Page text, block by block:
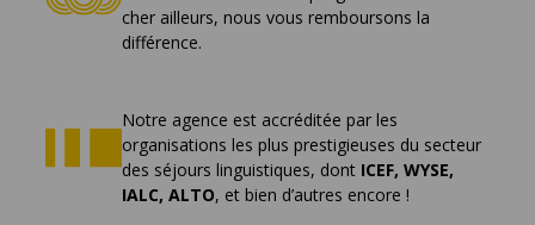
cher ailleurs, nous vous remboursons la
différence.
Notre agence est accréditée par les
organisations les plus prestigieuses du secteur
des séjours linguistiques, dont ICEF, WYSE,
IALC, ALTO, et bien d’autres encore !